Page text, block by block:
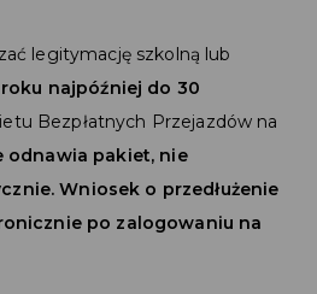
legitymację szkolną lub
najpóźniej do 30
Bezpłatnych Przejazdów na
odnawia pakiet, nie
Wniosek o przedłużenie
po zalogowaniu na